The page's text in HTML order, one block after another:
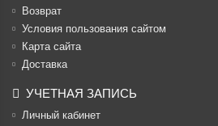
Возврат
Условия пользования сайтом
Карта сайта
Доставка
УЧЕТНАЯ ЗАПИСЬ
Личный кабинет